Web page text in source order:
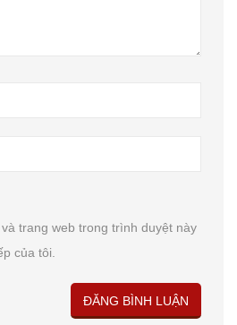
trang web trong trình duyệt này
của tôi.